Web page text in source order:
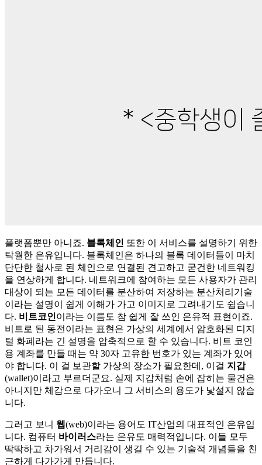
플랫폼뿐만 아니죠. 블록체인 또한 이 서비스를 설명하기 위한
탁월한 은유입니다. 블록체인은 하나의 블록 데이터들이 마치
단단한 철사로 된 체인으로 연결된 견고하고 굳건한 네트워킹
을 연상하게 합니다. 네트워크에 참여하는 모든 사용자가 관리
대상이 되는 모든 데이터를 분산하여 저장하는 분산처리기술
이라는 설명이 쉽게 이해가 가고 이미지로 그려내기도 쉽습니
다. 비트코인이라는 이름도 참 쉽게 잘 쓰인 은유적 표현이죠.
비트로 된 동전이라는 표현은 가상의 세계에서 암호화된 디지
털 화폐라는 긴 설명을 압축적으로 할 수 있습니다. 비트 코인
용 계좌를 만들 때는 약 30자 고유한 번호가 있는 계좌가 있어
야 합니다. 이 걸 보관할 가상의 장소가 필요한데, 이걸 지갑
(wallet)이라고 부르더군요. 실제 지갑처럼 손에 잡히는 물건은
아니지만 체감으로 다가오니 그 서비스의 용도가 낯설지 않습
니다.
그러고 보니 웹(web)이라는 용어도 IT산업의 대표적인 은유입
니다. 컴퓨터 바이러스라는 은유도 매력적입니다. 이들 모두
딱딱하고 차가워서 거리감이 생길 수 있는 기술적 개념들을 친
근하게 다가가게 만듭니다.